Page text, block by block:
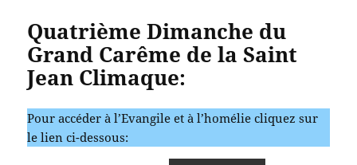
Quatrième Dimanche du
Grand Carême de la Saint
Jean Climaque:
Pour accéder à l’Evangile et à l’homélie cliquez sur
le lien ci-dessous: